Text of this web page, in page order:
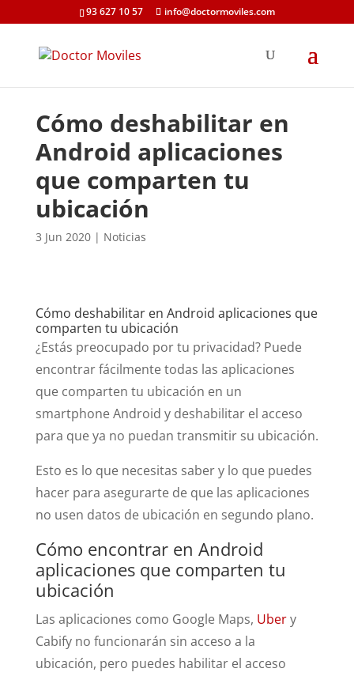
93 627 10 57 info@doctormoviles.com
Cómo deshabilitar en
Android aplicaciones
que comparten tu
ubicación
3 Jun 2020| Noticias
Cómo deshabilitar en Android aplicaciones que
comparten tu ubicación
¿Estás preocupado por tu privacidad? Puede
encontrar fácilmente todas las aplicaciones
que comparten tu ubicación en un
smartphone Android y deshabilitar el acceso
para que ya no puedan transmitir su ubicación.
Esto es lo que necesitas saber y lo que puedes
hacer para asegurarte de que las aplicaciones
no usen datos de ubicación en segundo plano.
Cómo encontrar en Android
aplicaciones que comparten tu
ubicación
Las aplicaciones como Google Maps, Ubery
Cabify no funcionarán sin acceso a la
ubicación, pero puedes habilitar el acceso